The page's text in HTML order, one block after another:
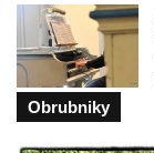
Obrubniky